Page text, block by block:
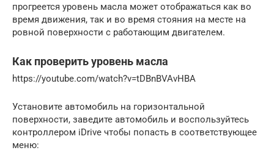
прогреется уровень масла может отображаться как во
время движения, так и во время стояния на месте на
ровной поверхности с работающим двигателем.
Как проверить уровень масла
https://youtube.com/watch?v=tDBnBVAvHBA
Установите автомобиль на горизонтальной
поверхности, заведите автомобиль и воспользуйтесь
контроллером iDrive чтобы попасть в соответствующее
меню: